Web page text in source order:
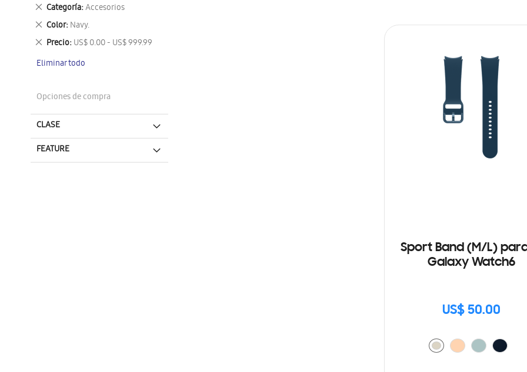
Sport Band (M/L)
Galaxy Watch6
US$ 50.00
Categoría Accesorios
Eliminar
este
artículo
Color Navy.
Eliminar
este
artículo
Precio US$ 0.00 - US$ 999.99
Eliminar
artículo
Eliminar todo
Opciones de compra
CLASE
FEATURE